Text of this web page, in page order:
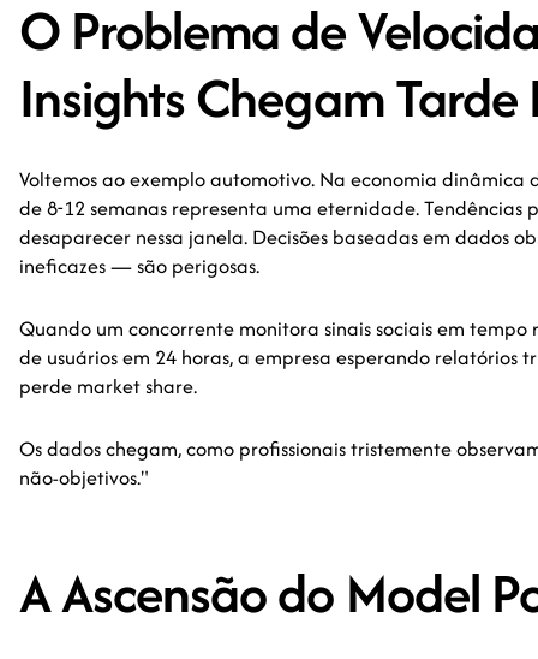
O Problema de
Insights Chegam Tarde
Voltemos ao exemplo automotivo. Na economia dinâmica
de 8-12 semanas representa uma eternidade. Tendências
desaparecer nessa janela. Decisões baseadas em dados
ineficazes — são perigosas.
Quando um concorrente monitora sinais sociais em
de usuários em 24 horas, a empresa esperando relatórios
perde market share.
Os dados chegam, como profissionais tristemente
não-objetivos."
A Ascensão do Model